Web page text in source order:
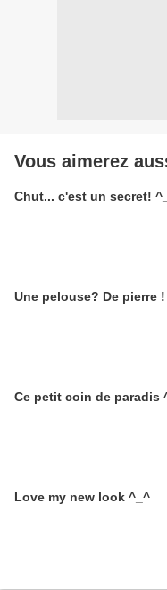
Vous aimerez
Chut... c'est un secret!
Une pelouse? De pierre
Ce petit coin de paradis
Love my new look ^_^